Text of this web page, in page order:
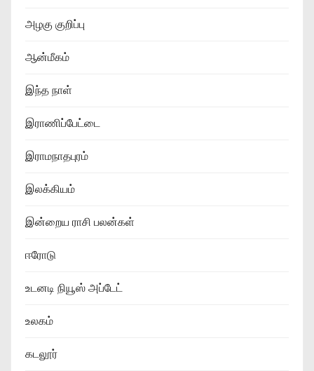
அழகு குறிப்பு
ஆன்மீகம்
இந்த நாள்
இராணிப்பேட்டை
இராமநாதபுரம்
இலக்கியம்
இன்றைய ராசி பலன்கள்
ஈரோடு
உடனடி நியூஸ் அப்டேட்
உலகம்
கடலூர்